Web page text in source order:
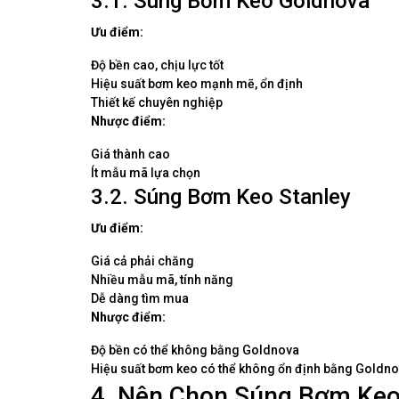
Ưu điểm:
Độ bền cao, chịu lực tốt
Hiệu suất bơm keo mạnh mẽ, ổn định
Thiết kế chuyên nghiệp
Nhược điểm:
Giá thành cao
Ít mẫu mã lựa chọn
3.2. Súng Bơm Keo Stanley
Ưu điểm:
Giá cả phải chăng
Nhiều mẫu mã, tính năng
Dễ dàng tìm mua
Nhược điểm:
Độ bền có thể không bằng Goldnova
Hiệu suất bơm keo có thể không ổn định bằng